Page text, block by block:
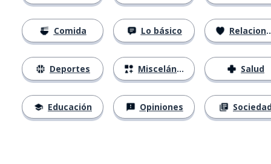
Comida
Deportes
Educación
Lo básico
Misceláneo
Opiniones
Relaciones
Salud